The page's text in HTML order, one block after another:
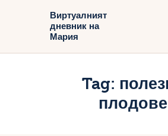
Виртуалният
дневник на
Мария
Tag:
плодове
Виртуалният